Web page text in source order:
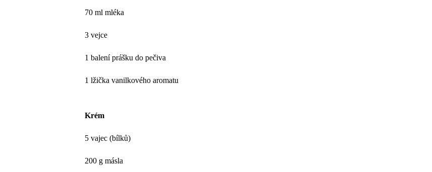
70 ml mléka
3 vejce
1 balení prášku do pečiva
1 lžička vanilkového aromatu
Krém
5 vajec (bílků)
200 g másla